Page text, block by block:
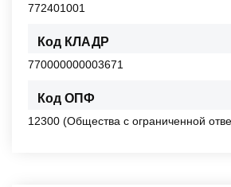
772401001
Код КЛАДР
770000000003671
Код ОПФ
12300 (Общества с ограниченной